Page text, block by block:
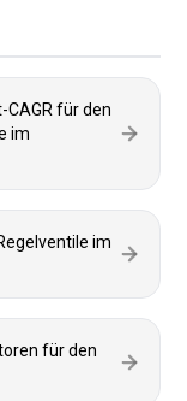
CAGR für den
im
im
für den